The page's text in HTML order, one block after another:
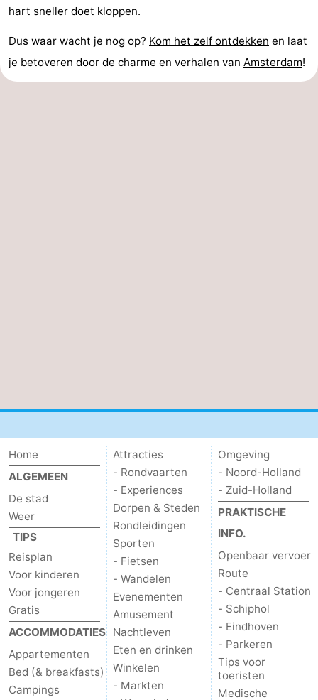
hart sneller doet kloppen.
Dus waar wacht je nog op? Kom het zelf ontdekken en laat
je betoveren door de charme en verhalen van Amsterdam!
Home
ALGEMEEN
De stad
Weer
TIPS
Reisplan
Voor kinderen
Voor jongeren
Gratis
ACCOMMODATIES
Appartementen
Bed (& breakfasts)
Campings
Attracties
- Rondvaarten
- Experiences
Dorpen & Steden
Rondleidingen
Sporten
- Fietsen
- Wandelen
Evenementen
Amusement
Nachtleven
Eten en drinken
Winkelen
- Markten
Omgeving
- Noord-Holland
- Zuid-Holland
PRAKTISCHE
INFO.
Openbaar vervoer
Route
- Centraal Station
- Schiphol
- Eindhoven
- Parkeren
Tips voor
toeristen
Medische